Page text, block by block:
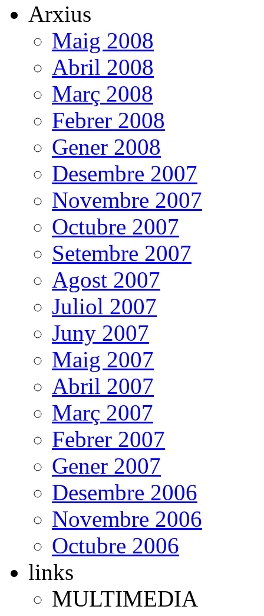
Arxius
Maig 2008
Abril 2008
Març 2008
Febrer 2008
Gener 2008
Desembre 2007
Novembre 2007
Octubre 2007
Setembre 2007
Agost 2007
Juliol 2007
Juny 2007
Maig 2007
Abril 2007
Març 2007
Febrer 2007
Gener 2007
Desembre 2006
Novembre 2006
Octubre 2006
links
MULTIMEDIA